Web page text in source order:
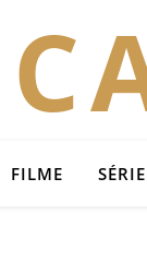
FILME SÉRIE